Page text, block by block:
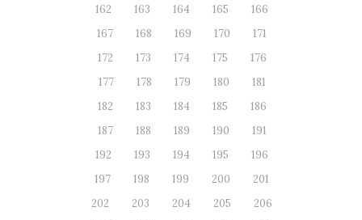
162
163 164 165
166
167
168 169 170
171
172
173 174 175
176
177
178 179 180
181
182
183 184 185
186
187
188 189 190
191
192
193 194 195
196
197
198 199 200
201
202
203 204 205
206